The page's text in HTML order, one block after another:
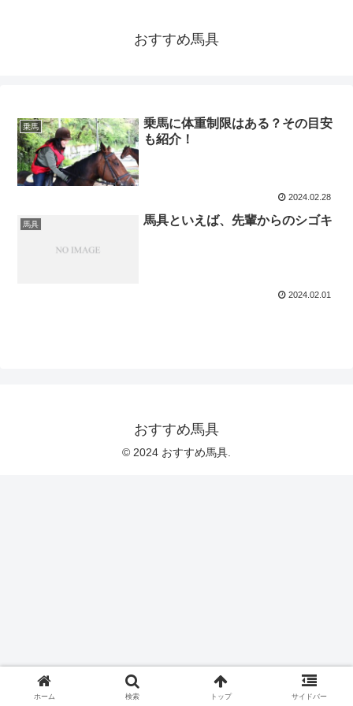
おすすめ馬具
乗馬
乗馬に体重制限はある？その目安
も紹介！
2024.02.28
馬具 馬具といえば、先輩からのシゴキ
2024.02.01
おすすめ馬具
© 2024 おすすめ馬具.
ホーム 検索 トップ サイドバー